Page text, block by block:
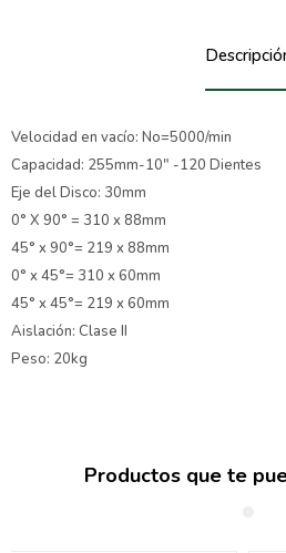
Velocidad en vacío: No=5000/min
Capacidad: 255mm-10" -120 Dientes
Eje del Disco: 30mm
0° X 90° = 310 x 88mm
45° x 90°= 219 x 88mm
0° x 45°= 310 x 60mm
45° x 45°= 219 x 60mm
Aislación: Clase II
Peso: 20kg
Productos que te